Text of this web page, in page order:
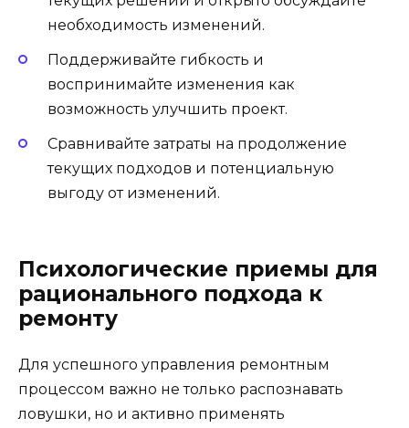
необходимость изменений.
Поддерживайте гибкость и
воспринимайте изменения как
возможность улучшить проект.
Сравнивайте затраты на продолжение
текущих подходов и потенциальную
выгоду от изменений.
Психологические приемы для
рационального подхода к
ремонту
Для успешного управления ремонтным
процессом важно не только распознавать
ловушки, но и активно применять